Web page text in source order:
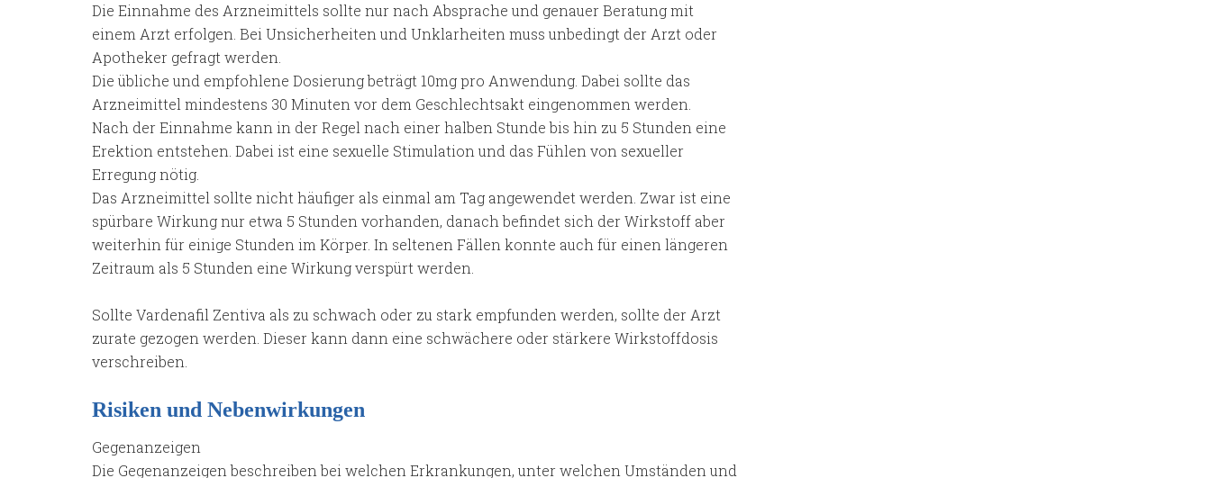
Die Einnahme des Arzneimittels sollte nur nach Absprache und genauer Beratung mit
einem Arzt erfolgen. Bei Unsicherheiten und Unklarheiten muss unbedingt der Arzt oder
Apotheker gefragt werden.
Die übliche und empfohlene Dosierung beträgt 10mg pro Anwendung. Dabei sollte das
Arzneimittel mindestens 30 Minuten vor dem Geschlechtsakt eingenommen werden.
Nach der Einnahme kann in der Regel nach einer halben Stunde bis hin zu 5 Stunden eine
Erektion entstehen. Dabei ist eine sexuelle Stimulation und das Fühlen von sexueller
Erregung nötig.
Das Arzneimittel sollte nicht häufiger als einmal am Tag angewendet werden. Zwar ist eine
spürbare Wirkung nur etwa 5 Stunden vorhanden, danach befindet sich der Wirkstoff aber
weiterhin für einige Stunden im Körper. In seltenen Fällen konnte auch für einen längeren
Zeitraum als 5 Stunden eine Wirkung verspürt werden.
Sollte Vardenafil Zentiva als zu schwach oder zu stark empfunden werden, sollte der Arzt
zurate gezogen werden. Dieser kann dann eine schwächere oder stärkere Wirkstoffdosis
verschreiben.
Risiken und Nebenwirkungen
Gegenanzeigen
Die Gegenanzeigen beschreiben bei welchen Erkrankungen, unter welchen Umständen und